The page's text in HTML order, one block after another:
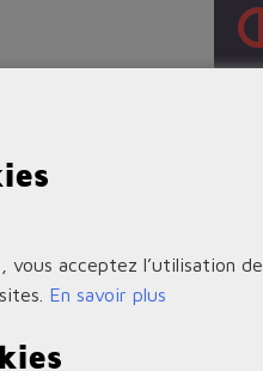
acceptez l’utilisation de
En savoir plus